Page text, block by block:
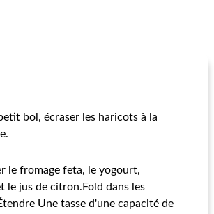
bol, écraser les haricots à la
le fromage feta, le yogourt,
le jus de citron.Fold dans les
Une tasse d'une capacité de